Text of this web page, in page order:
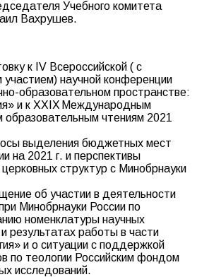
Учебного комитета
Вахрушев.
к IV Всероссийской ( с
научной конференции
образовательном пространстве:
и к XXIX Международным
образовательным чтениям 2021
выделения бюджетных мест
на 2021 г. и перспективы
структур с Минобрнауки
об участии в деятельности
Минобрнауки России по
номенклатуры научных
результатах работы в части
и о ситуации с поддержкой
по теологии Российским фондом
исследований.